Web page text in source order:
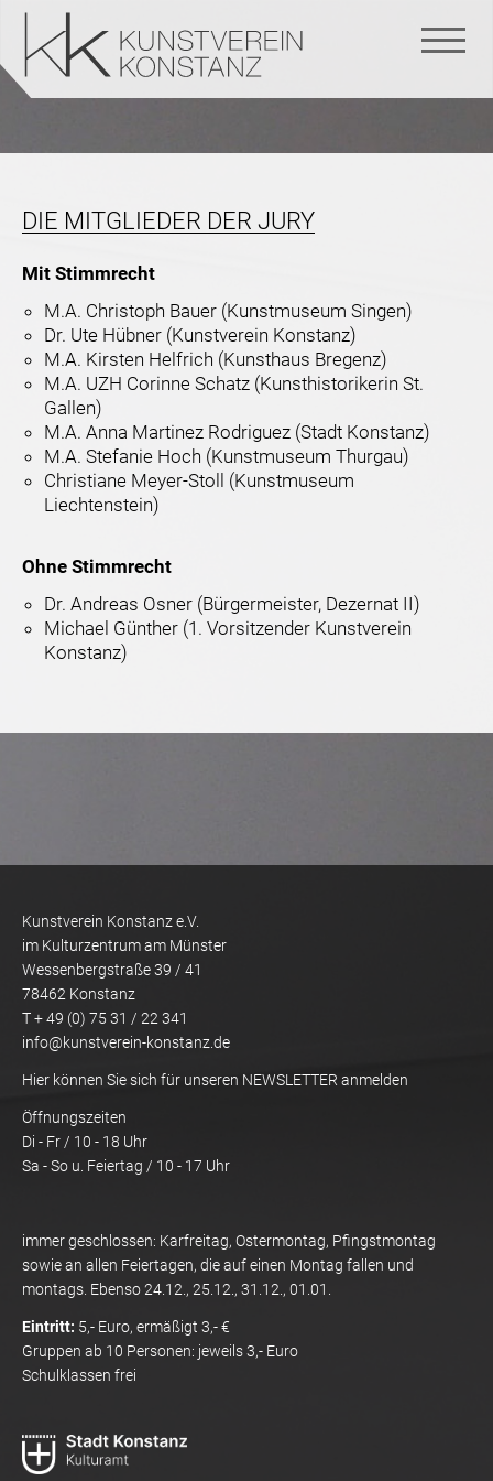
Navigation
überspringen
DIE MITGLIEDER DER JURY
Mit Stimmrecht
M.A. Christoph Bauer (Kunstmuseum Singen)
Dr. Ute Hübner (Kunstverein Konstanz)
M.A. Kirsten Helfrich (Kunsthaus Bregenz)
M.A. UZH Corinne Schatz (Kunsthistorikerin St.
Gallen)
M.A. Anna Martinez Rodriguez (Stadt Konstanz)
M.A. Stefanie Hoch (Kunstmuseum Thurgau)
Christiane Meyer-Stoll (Kunstmuseum
Liechtenstein)
Ohne Stimmrecht
Dr. Andreas Osner (Bürgermeister, Dezernat II)
Michael Günther (1. Vorsitzender Kunstverein
Konstanz)
Kunstverein Konstanz e.V.
im Kulturzentrum am Münster
Wessenbergstraße 39 / 41
78462 Konstanz
T + 49 (0) 75 31 / 22 341
info@kunstverein-konstanz.de
Hier können Sie sich für unseren NEWSLETTER anmelden
Öffnungszeiten
Di - Fr / 10 - 18 Uhr
Sa - So u. Feiertag / 10 - 17 Uhr
immer geschlossen: Karfreitag, Ostermontag, Pfingstmontag
sowie an allen Feiertagen, die auf einen Montag fallen und
montags. Ebenso 24.12., 25.12., 31.12., 01.01.
Eintritt: 5,- Euro, ermäßigt 3,- €
Gruppen ab 10 Personen: jeweils 3,- Euro
Schulklassen frei